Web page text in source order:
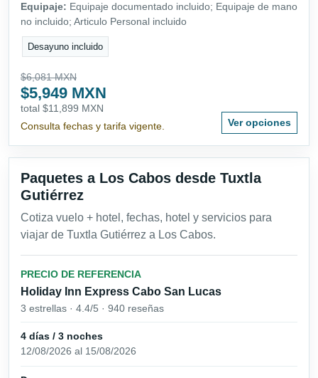
Equipaje: Equipaje documentado incluido; Equipaje de mano
no incluido; Articulo Personal incluido
Desayuno incluido
$6,081 MXN
$5,949 MXN
total $11,899 MXN
Consulta fechas y tarifa vigente.
Ver opciones
Paquetes a Los Cabos desde Tuxtla
Gutiérrez
Cotiza vuelo + hotel, fechas, hotel y servicios para
viajar de Tuxtla Gutiérrez a Los Cabos.
PRECIO DE REFERENCIA
Holiday Inn Express Cabo San Lucas
3 estrellas · 4.4/5 · 940 reseñas
4 días / 3 noches
12/08/2026 al 15/08/2026